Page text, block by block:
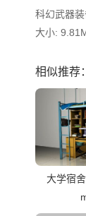
科幻武器
大小:
相似推荐：
大学宿